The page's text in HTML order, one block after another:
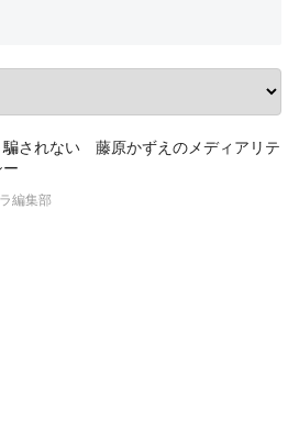
騙されない 藤原かずえのメディアリテ
ー
編集部